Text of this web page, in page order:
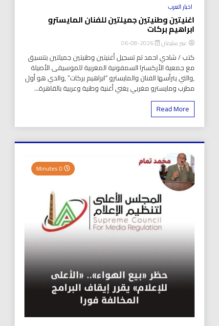
اخبار العرب
اغنيتين وطنيتين جميلتين للفنان المايسترو
ابراهيم بركات
عبير سليمان 2026-08-06
كتب / شادي احمد تم تسجيل أغنيتين وطنيتين جميلتين بتنسيق
مع جمعية الأركسترا السمفونية المغربية للموسيقى الأصيلة
,والتي يترأسها الفنان والمايسترو “ابراهيم بركات” ,والدي هو أول
مطرب ومايسترو مغربي يغني أغنية وطنية وعربية بالقاهرة...
Read More